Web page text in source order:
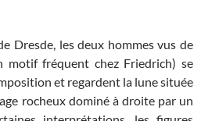
Dresde, les deux hommes vus de
motif fréquent chez Friedrich) se
et regardent la lune située
rocheux dominé à droite par un